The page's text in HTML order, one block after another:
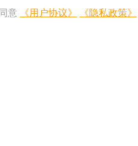
意
《用户协议》 《隐私政策》